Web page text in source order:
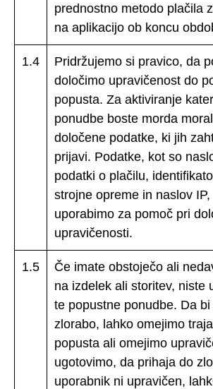
prednostno metodo plačila
na aplikacijo ob koncu
1.4
Pridržujemo si pravico, da
določimo upravičenost do
popusta. Za aktiviranje
ponudbe boste morda
določene podatke, ki jih
prijavi. Podatke, kot so
podatki o plačilu,
strojne opreme in naslov
uporabimo za pomoč pri
upravičenosti.
1.5
Če imate obstoječo ali
na izdelek ali storitev, niste
te popustne ponudbe. Da
zlorabo, lahko omejimo
popusta ali omejimo
ugotovimo, da prihaja do
uporabnik ni upravičen,